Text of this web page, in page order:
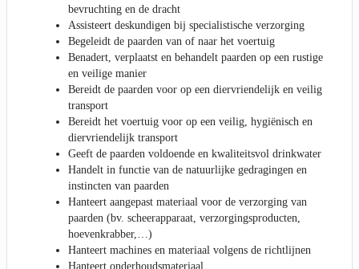
bevruchting en de dracht
Assisteert deskundigen bij specialistische verzorging
Begeleidt de paarden van of naar het voertuig
Benadert, verplaatst en behandelt paarden op een rustige
en veilige manier
Bereidt de paarden voor op een diervriendelijk en veilig
transport
Bereidt het voertuig voor op een veilig, hygiënisch en
diervriendelijk transport
Geeft de paarden voldoende en kwaliteitsvol drinkwater
Handelt in functie van de natuurlijke gedragingen en
instincten van paarden
Hanteert aangepast materiaal voor de verzorging van
paarden (bv. scheerapparaat, verzorgingsproducten,
hoevenkrabber,…)
Hanteert machines en materiaal volgens de richtlijnen
Hanteert onderhoudsmateriaal